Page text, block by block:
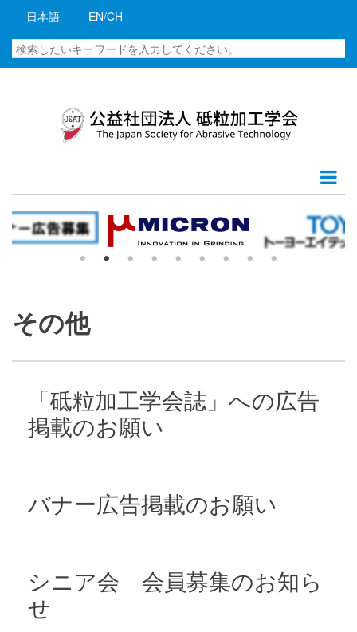
コ
に
動
日本語 EN/CH
検
索
その他
「砥粒加工学会誌」への広告
掲載のお願い
バナー広告掲載のお願い
シニア会 会員募集のお知ら
せ